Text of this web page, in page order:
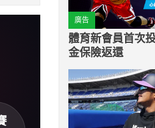
廣告
體育新會員首次
金保險返還